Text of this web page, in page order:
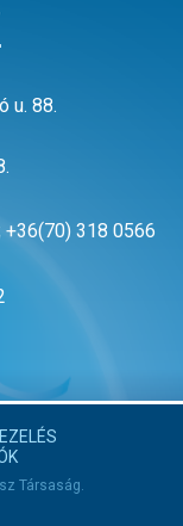
u. 88.
318 0566
Társaság.